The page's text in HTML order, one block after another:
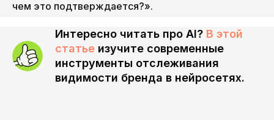
чем это подтверждается?».
Интересно читать про AI? В этой
статье изучите современные
инструменты отслеживания
видимости бренда в нейросетях.
Политика конфиденциальности